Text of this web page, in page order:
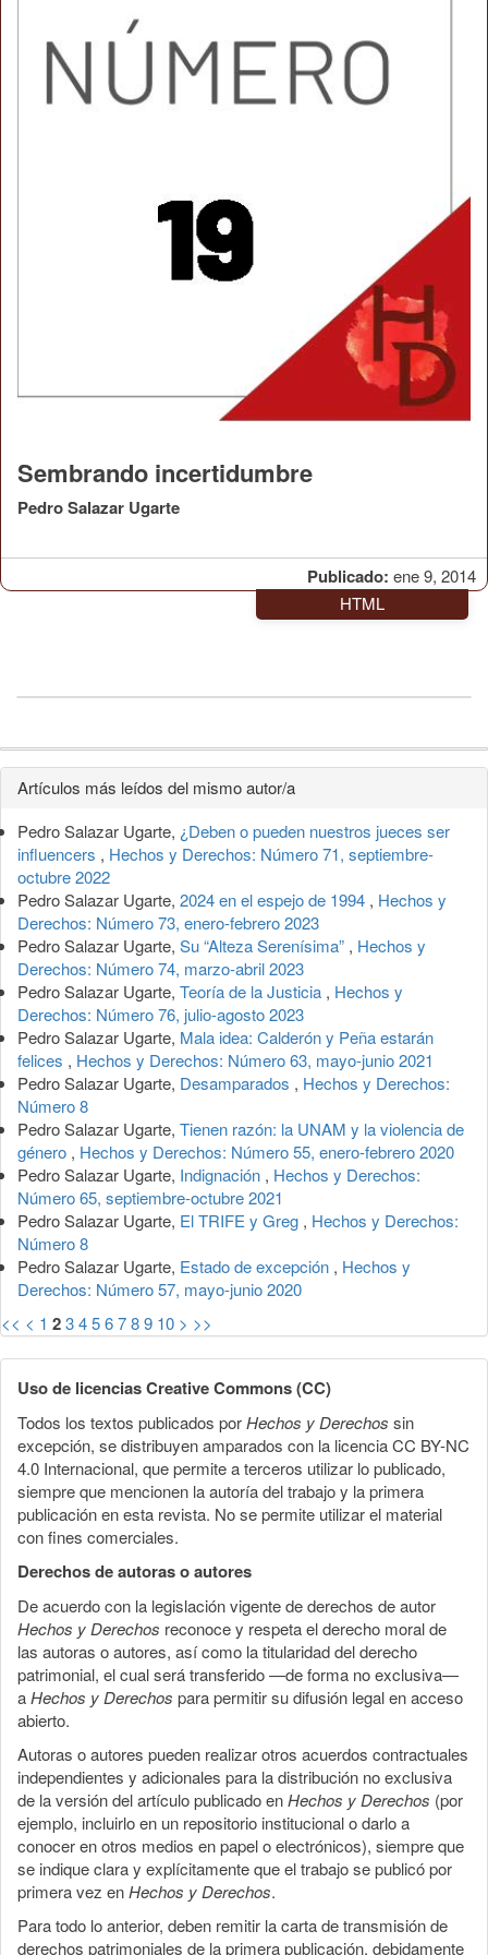
Publicado: ene 9, 2014
Sembrando incertidumbre
Pedro Salazar Ugarte
HTML
Detalles
del
artículo
Artículos más leídos del mismo autor/a
Pedro Salazar Ugarte, ¿Deben o pueden nuestros jueces ser
influencers , Hechos y Derechos: Número 71, septiembre-
octubre 2022
Pedro Salazar Ugarte, 2024 en el espejo de 1994 , Hechos y
Derechos: Número 73, enero-febrero 2023
Pedro Salazar Ugarte, Su “Alteza Serenísima” , Hechos y
Derechos: Número 74, marzo-abril 2023
Pedro Salazar Ugarte, Teoría de la Justicia , Hechos y
Derechos: Número 76, julio-agosto 2023
Pedro Salazar Ugarte, Mala idea: Calderón y Peña estarán
felices , Hechos y Derechos: Número 63, mayo-junio 2021
Pedro Salazar Ugarte, Desamparados , Hechos y Derechos:
Número 8
Pedro Salazar Ugarte, Tienen razón: la UNAM y la violencia de
género , Hechos y Derechos: Número 55, enero-febrero 2020
Pedro Salazar Ugarte, Indignación , Hechos y Derechos:
Número 65, septiembre-octubre 2021
Pedro Salazar Ugarte, El TRIFE y Greg , Hechos y Derechos:
Número 8
Pedro Salazar Ugarte, Estado de excepción , Hechos y
Derechos: Número 57, mayo-junio 2020
<< < 1 23456789 10 > >>
Uso de licencias Creative Commons (CC)
Todos los textos publicados porHechos y Derechos sin
excepción, se distribuyen amparados con la licencia CC BY-NC
4.0 Internacional, que permite a terceros utilizar lo publicado,
siempre que mencionen la autoría del trabajo y la primera
publicación en esta revista. No se permite utilizar el material
con fines comerciales.
Derechos de autoras o autores
De acuerdo con la legislación vigente de derechos de autor
Hechos y Derechos reconoce y respeta el derecho moral de
las autoras o autores, así como la titularidad del derecho
patrimonial, el cual será transferido —de forma no exclusiva—
aHechos y Derechos para permitir su difusión legal en acceso
abierto.
Autoras o autores pueden realizar otros acuerdos contractuales
independientes y adicionales para la distribución no exclusiva
de la versión del artículo publicado enHechos y Derechos (por
ejemplo, incluirlo en un repositorio institucional o darlo a
conocer en otros medios en papel o electrónicos), siempre que
se indique clara y explícitamente que el trabajo se publicó por
primera vez enHechos y Derechos.
Para todo lo anterior, deben remitir la carta de transmisión de
derechos patrimoniales de la primera publicación, debidamente